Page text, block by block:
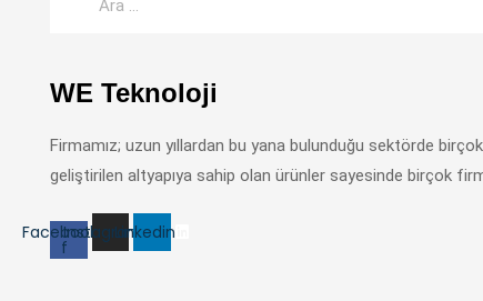
WE Teknoloji
Firmamız; uzun yıllardan bu yana bulunduğu sektörde
geliştirilen altyapıya sahip olan ürünler sayesinde birçok
Facebook-
f
InstagramLinkedin